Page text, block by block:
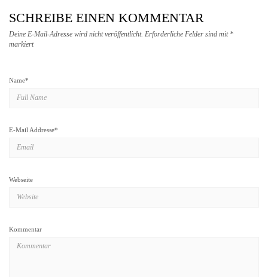
SCHREIBE EINEN KOMMENTAR
Deine E-Mail-Adresse wird nicht veröffentlicht. Erforderliche Felder sind mit *
markiert
Name*
E-Mail Addresse*
Webseite
Kommentar